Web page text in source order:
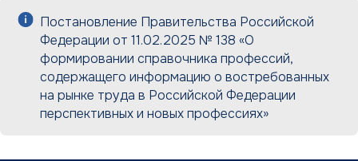
Постановление Правительства Российской
Федерации от 11.02.2025 № 138 «О
формировании справочника профессий,
содержащего информацию о востребованных
на рынке труда в Российской Федерации
перспективных и новых профессиях»